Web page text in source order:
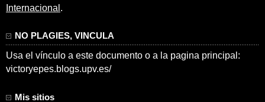
Internacional .
NO PLAGIES, VINCULA
Usa el vínculo a este documento o a la pagina principal:
victoryepes.blogs.upv.es/
Mis sitios